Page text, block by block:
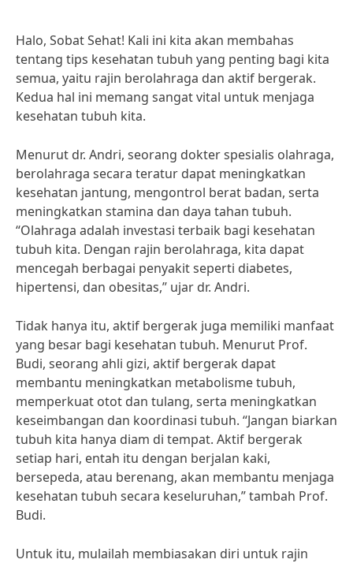
Halo, Sobat Sehat! Kali ini kita akan membahas
tentang tips kesehatan tubuh yang penting bagi kita
semua, yaitu rajin berolahraga dan aktif bergerak.
Kedua hal ini memang sangat vital untuk menjaga
kesehatan tubuh kita.
Menurut dr. Andri, seorang dokter spesialis olahraga,
berolahraga secara teratur dapat meningkatkan
kesehatan jantung, mengontrol berat badan, serta
meningkatkan stamina dan daya tahan tubuh.
“Olahraga adalah investasi terbaik bagi kesehatan
tubuh kita. Dengan rajin berolahraga, kita dapat
mencegah berbagai penyakit seperti diabetes,
hipertensi, dan obesitas,” ujar dr. Andri.
Tidak hanya itu, aktif bergerak juga memiliki manfaat
yang besar bagi kesehatan tubuh. Menurut Prof.
Budi, seorang ahli gizi, aktif bergerak dapat
membantu meningkatkan metabolisme tubuh,
memperkuat otot dan tulang, serta meningkatkan
keseimbangan dan koordinasi tubuh. “Jangan biarkan
tubuh kita hanya diam di tempat. Aktif bergerak
setiap hari, entah itu dengan berjalan kaki,
bersepeda, atau berenang, akan membantu menjaga
kesehatan tubuh secara keseluruhan,” tambah Prof.
Budi.
Untuk itu, mulailah membiasakan diri untuk rajin